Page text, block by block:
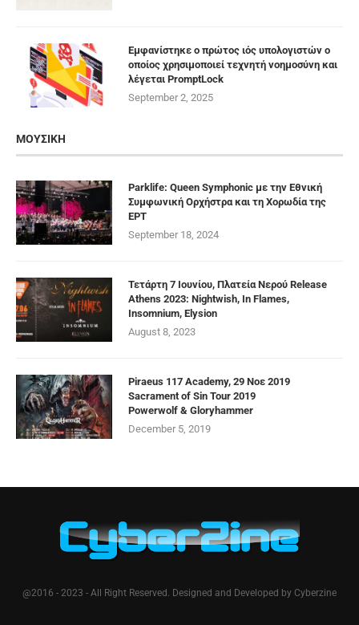
Εμφανίστηκε ο πρώτος ιός υπολογιστών ο
οποίος χρησιμοποιεί τεχνητή νοημοσύνη και
λέγεται PromptLock
September 2, 2025
ΜΟΥΣΙΚΗ
Parklife: Queen Symphonic με την Εθνική
Συμφωνική Ορχήστρα και τη Χορωδία της
ΕΡΤ
September 18, 2024
Τετάρτη 7 Ιουνίου, Πλατεία Νερού Release
Athens 2023: Nightwish, In Flames,
Insomnium, Elysion
August 8, 2023
Piraeus 117 Academy, 29 Νοε 2019
Sacrament of Sin Tour 2019
Powerwolf & Gloryhammer
December 5, 2019
@2016 - 2023 - All Right Reserved. Designed and Developed by Cyberzine